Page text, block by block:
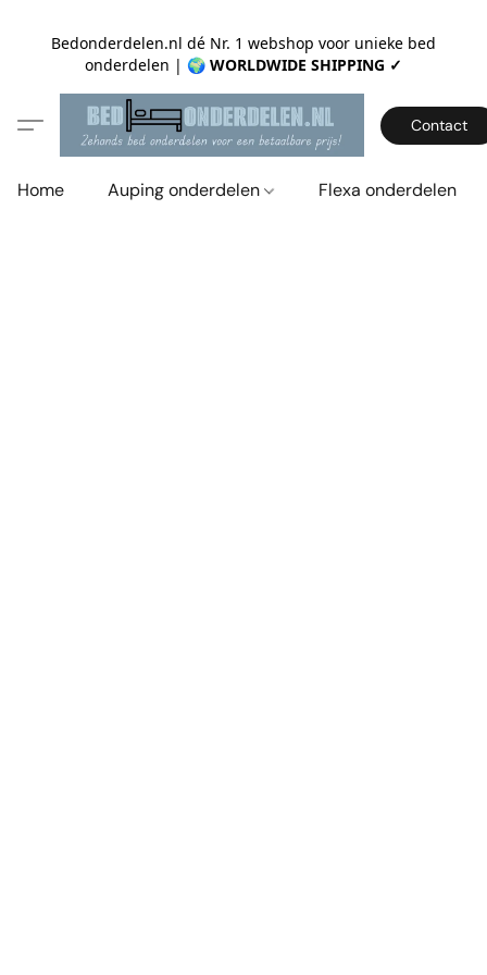
Bedonderdelen.nl dé Nr. 1 webshop voor unieke bed
onderdelen | 🌍 WORLDWIDE SHIPPING ✓
Contact
Home Auping onderdelen Flexa onderdelen